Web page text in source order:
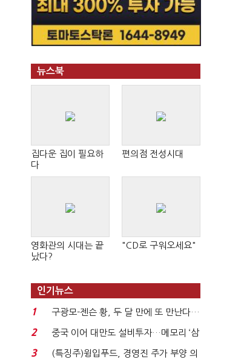
뉴스북
집다운 집이 필요하
다
편의점 전성시대
영화관의 시대는 끝
났다?
"CD로 구워오세요"
인기뉴스
1
구광모-젠슨 황, 두 달 만에 또 만난다…
로봇·AI 등 논...
2
중국 이어 대만도 설비투자…메모리 ‘삼
국전쟁’
3
(특징주)윙입푸드, 경영진 주가 부양 의